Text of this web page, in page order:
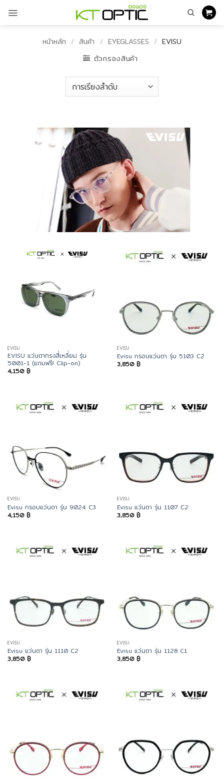
หน้าหลัก / สินค้า / EYEGLASSES / EVISU
ตัวกรองสินค้า
EVISU
EVISU แว่นตาทรงสี่เหลี่ยม รุ่น
5001-1 (แถมฟรี! Clip-on)
4,150 ฿
EVISU
Evisu กรอบแว่นตา รุ่น 5103 C2
3,850 ฿
EVISU
Evisu กรอบแว่นตา รุ่น 9024 C3
4,150 ฿
EVISU
Evisu แว่นตา รุ่น 1107 C2
3,850 ฿
EVISU
Evisu แว่นตา รุ่น 1110 C2
3,850 ฿
EVISU
Evisu แว่นตา รุ่น 1128 C1
3,850 ฿